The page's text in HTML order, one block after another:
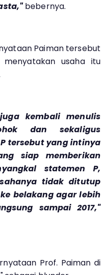
bebernya.
Paiman tersebut
usaha itu
kembali menulis
dan sekaligus
tersebut yang intinya
siap memberikan
statemen P,
tidak ditutup
belakang agar lebih
sampai 2017,"
Prof. Paiman di